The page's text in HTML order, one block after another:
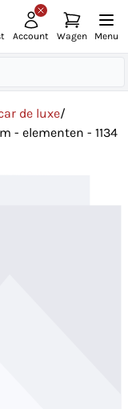
Account Wagen Menu
de luxe/
- elementen - 1134